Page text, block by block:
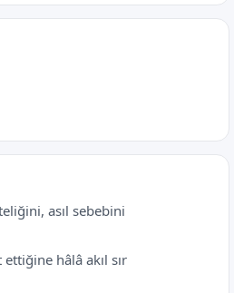
asıl sebebini
hâlâ akıl sır